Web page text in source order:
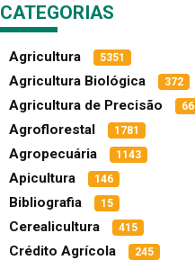
CATEGORIAS
Agricultura 5351
Agricultura Biológica 372
Agricultura de Precisão 66
Agroflorestal 1781
Agropecuária 1143
Apicultura 146
Bibliografia 15
Cerealicultura 415
Crédito Agrícola 245